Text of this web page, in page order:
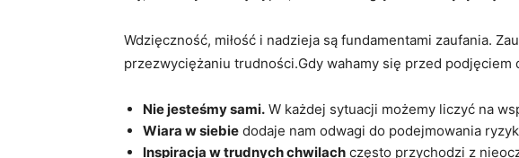
Wdzięczność, miłość i nadzieja są fundamentami zaufania.
przezwyciężaniu trudności.Gdy wahamy się przed podjęciem
Nie jesteśmy sami. W każdej sytuacji możemy liczyć na
Wiara w siebie dodaje nam odwagi do podejmowania
Inspiracja w trudnych chwilach często przychodzi z